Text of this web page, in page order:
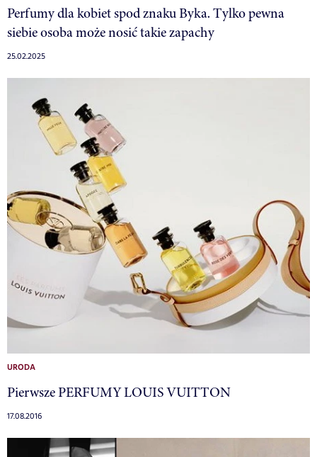
Perfumy dla kobiet spod znaku Byka. Tylko pewna
siebie osoba może nosić takie zapachy
25.02.2025
URODA
Pierwsze PERFUMY LOUIS VUITTON
17.08.2016